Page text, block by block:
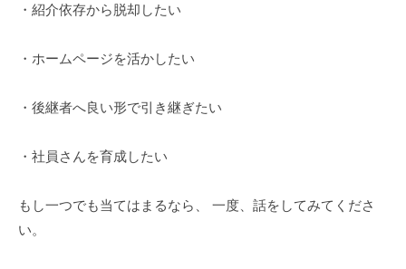
・紹介依存から脱却したい
・ホームページを活かしたい
・後継者へ良い形で引き継ぎたい
・社員さんを育成したい
もし一つでも当てはまるなら、 一度、話をしてみてくださ
い。